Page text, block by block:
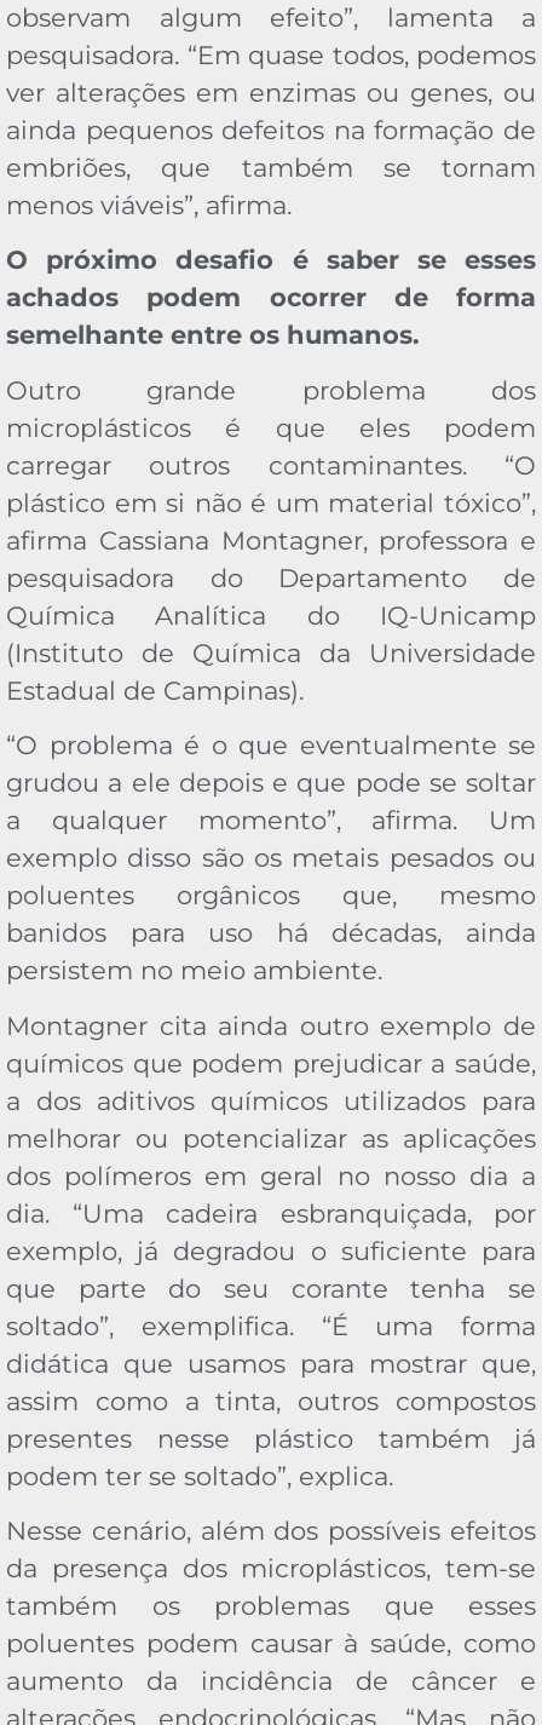
observam algum efeito”, lamenta a
pesquisadora. “Em quase todos, podemos
ver alterações em enzimas ou genes, ou
ainda pequenos defeitos na formação de
embriões, que também se tornam
menos viáveis”, afirma.
O próximo desafio é saber se esses
achados podem ocorrer de forma
semelhante entre os humanos.
Outro grande problema dos
microplásticos é que eles podem
carregar outros contaminantes. “O
plástico em si não é um material tóxico”,
afirma Cassiana Montagner, professora e
pesquisadora do Departamento de
Química Analítica do IQ-Unicamp
(Instituto de Química da Universidade
Estadual de Campinas).
“O problema é o que eventualmente se
grudou a ele depois e que pode se soltar
a qualquer momento”, afirma. Um
exemplo disso são os metais pesados ou
poluentes orgânicos que, mesmo
banidos para uso há décadas, ainda
persistem no meio ambiente.
Montagner cita ainda outro exemplo de
químicos que podem prejudicar a saúde,
a dos aditivos químicos utilizados para
melhorar ou potencializar as aplicações
dos polímeros em geral no nosso dia a
dia. “Uma cadeira esbranquiçada, por
exemplo, já degradou o suficiente para
que parte do seu corante tenha se
soltado”, exemplifica. “É uma forma
didática que usamos para mostrar que,
assim como a tinta, outros compostos
presentes nesse plástico também já
podem ter se soltado”, explica.
Nesse cenário, além dos possíveis efeitos
da presença dos microplásticos, tem-se
também os problemas que esses
poluentes podem causar à saúde, como
aumento da incidência de câncer e
alterações endocrinológicas. “Mas não